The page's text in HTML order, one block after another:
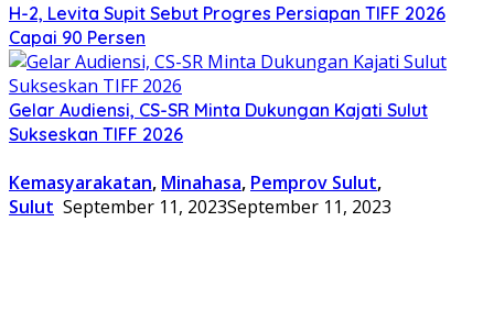
H-2, Levita Supit Sebut Progres Persiapan TIFF 2026
Capai 90 Persen
Gelar Audiensi, CS-SR Minta Dukungan Kajati Sulut
Sukseskan TIFF 2026
Kemasyarakatan, Minahasa, Pemprov Sulut,
Sulut September 11, 2023September 11, 2023